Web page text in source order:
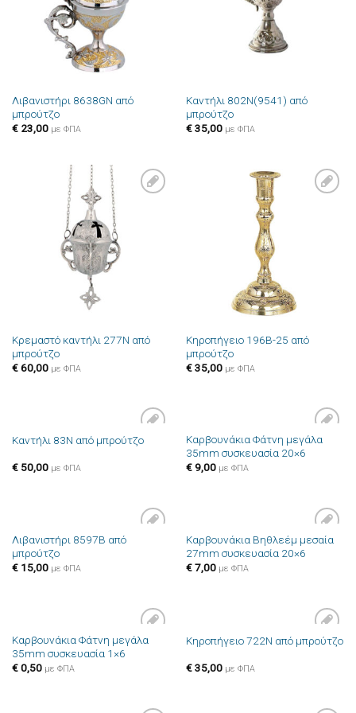
Λιβανιστήρι 8638GN από
μπρούτζο
€23,00 με ΦΠΑ
Καντήλι 802N(9541) από
μπρούτζο
€35,00 με ΦΠΑ
Κρεμαστό καντήλι 277N από
μπρούτζο
€60,00 με ΦΠΑ
Κηροπήγειο 196B-25 από
μπρούτζο
€35,00 με ΦΠΑ
Πρόσθήκη
Καντήλι 83N από μπρούτζο
€50,00 με ΦΠΑ
Πρόσθήκη
στην λίστα
Καρβουνάκια Φάτνη μεγάλα
35mm συσκευασία 20×6
€9,00 με ΦΠΑ
Πρόσθήκη
Λιβανιστήρι 8597B από
μπρούτζο
€15,00 με ΦΠΑ
Πρόσθήκη
στην λίστα
Καρβουνάκια Βηθλεέμ μεσαία
27mm συσκευασία 20×6
€7,00 με ΦΠΑ
Πρόσθήκη
στην λίστα
Καρβουνάκια Φάτνη μεγάλα
35mm συσκευασία 1×6
€0,50 με ΦΠΑ
Πρόσθήκη
Κηροπήγειο 722N από μπρούτζο
€35,00 με ΦΠΑ